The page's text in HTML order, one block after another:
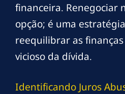
financeira. Renegociar
opção; é uma
reequilibrar as
vicioso da dívida.
Identificando Juros